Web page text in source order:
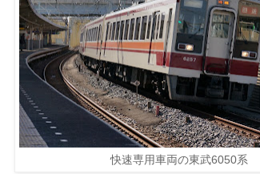
快速専用車両の東武6050系